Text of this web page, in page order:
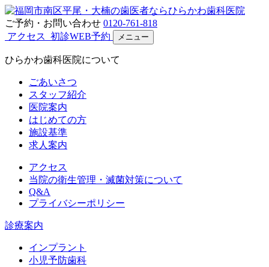
ご予約・お問い合わせ 0120-761-818
アクセス 初診WEB予約 メニュー
ひらかわ歯科医院について
ごあいさつ
スタッフ紹介
医院案内
はじめての方
施設基準
求人案内
アクセス
当院の衛生管理・滅菌対策について
Q&A
プライバシーポリシー
診療案内
インプラント
小児予防歯科